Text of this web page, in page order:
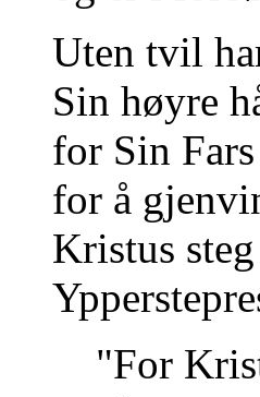
Uten tvil
Sin høyre
for Sin
for å
Kristus
"For